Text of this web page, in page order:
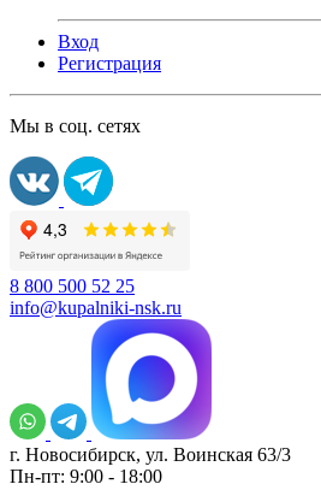
Вход
Регистрация
Мы в соц. сетях
8 800 500 52 25
info@kupalniki-nsk.ru
г. Новосибирск, ул. Воинская 63/3
Пн-пт: 9:00 - 18:00